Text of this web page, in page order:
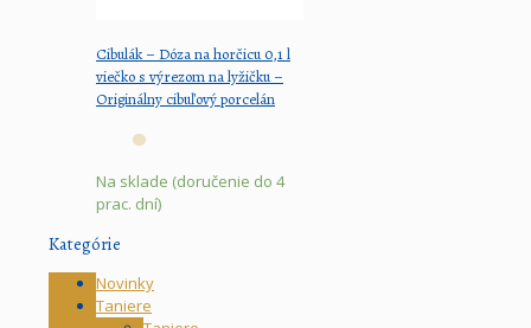
Cibulák – Dóza na horčicu 0,1 l
viečko s výrezom na lyžičku –
Originálny cibuľový porcelán
Na sklade (doručenie do 4
prac. dní)
Kategórie
Novinky
Taniere